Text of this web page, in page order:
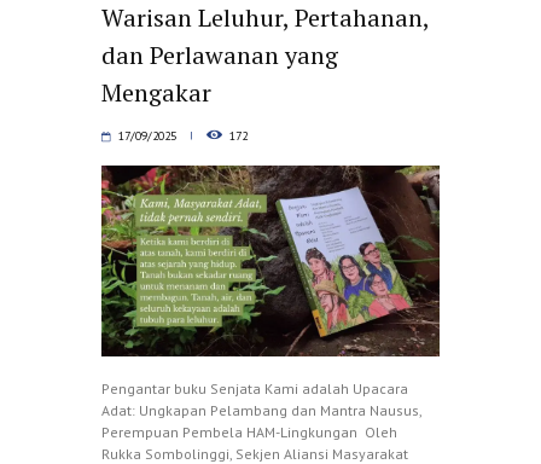
Warisan Leluhur, Pertahanan,
dan Perlawanan yang
Mengakar
17/09/2025 172
Pengantar buku Senjata Kami adalah Upacara
Adat: Ungkapan Pelambang dan Mantra Nausus,
Perempuan Pembela HAM-Lingkungan Oleh
Rukka Sombolinggi, Sekjen Aliansi Masyarakat